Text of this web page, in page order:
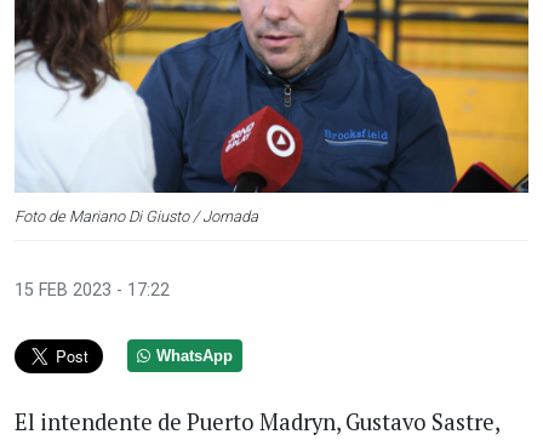
Foto de Mariano Di Giusto / Jornada
15 FEB 2023 - 17:22
WhatsApp
El intendente de Puerto Madryn, Gustavo Sastre,